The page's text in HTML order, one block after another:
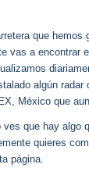
que hemos
vas a encontrar
algún
México que
que hay algo
quieres
página.